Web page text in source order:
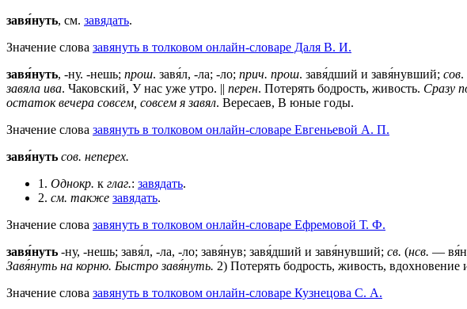
завя́нуть, см. завядать.
Значение слова завянуть в толковом онлайн-словаре Даля В. И.
завя́нуть, -ну. -нешь; прош. завя́л, -ла; -ло; прич. прош. завя́дший и завя́нувший; сов.
завяла ива. Чаковский, У нас уже утро. || перен. Потерять бодрость, живость. Сразу
остаток вечера совсем, совсем я завял. Вересаев, В юные годы.
Значение слова завянуть в толковом онлайн-словаре Евгеньевой А. П.
завя́нуть сов. неперех.
1. Однокр. к глаг.: завядать.
2. см. также завядать.
Значение слова завянуть в толковом онлайн-словаре Ефремовой Т. Ф.
завя́нуть -ну, -нешь; завя́л, -ла, -ло; завя́нув; завя́дший и завя́нувший; св. (нсв. —
Завя́нуть на корню. Быстро завя́нуть. 2) Потерять бодрость, живость, вдохновение
Значение слова завянуть в толковом онлайн-словаре Кузнецова С. А.